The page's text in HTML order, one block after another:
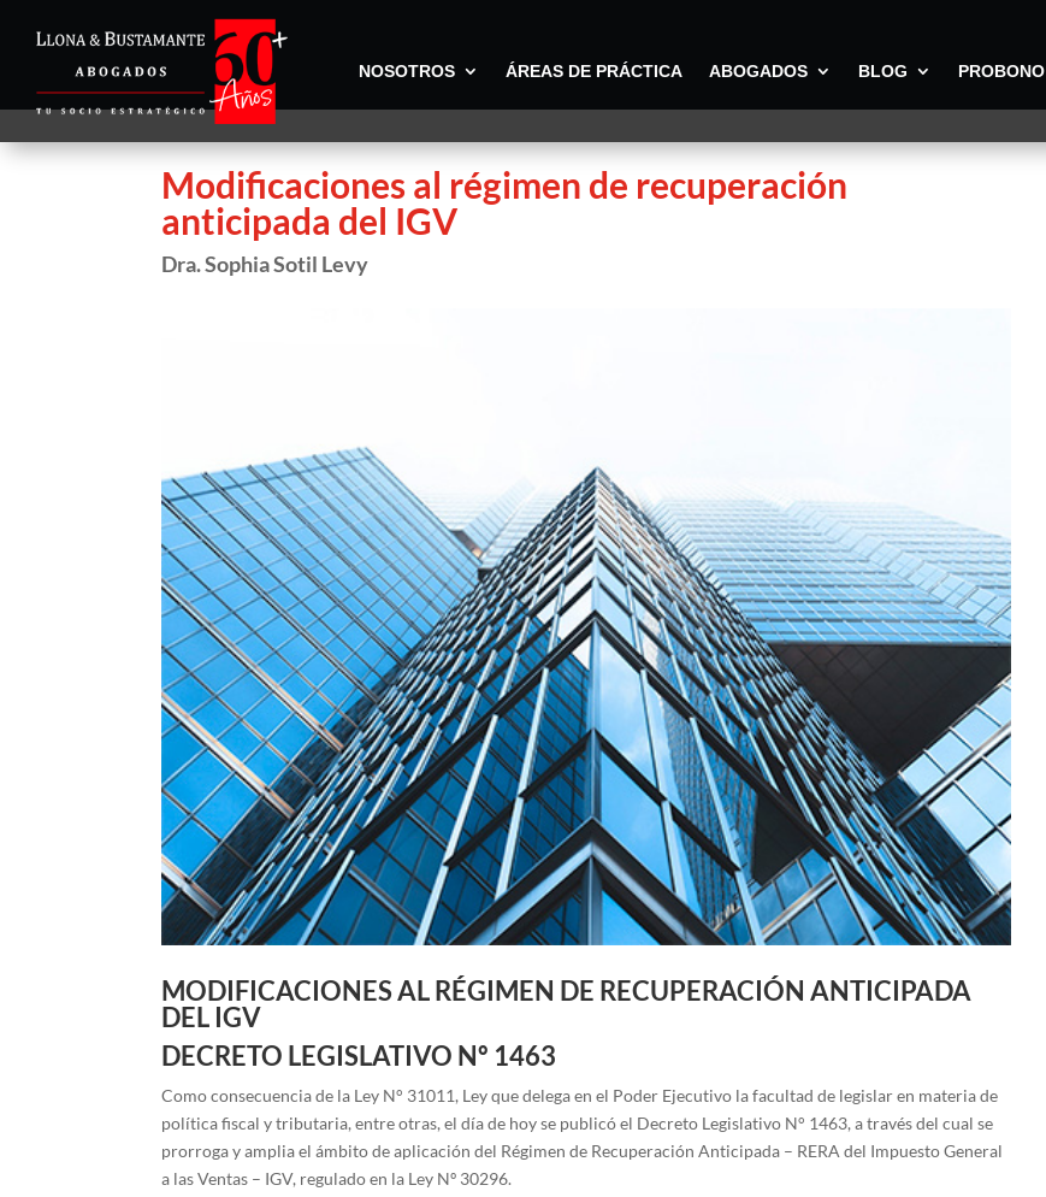
NOSOTROS ÁREAS DE PRÁCTICA ABOGADOS BLOG PROBONO
Modificaciones al régimen de recuperación
anticipada del IGV
Dra. Sophia Sotil Levy
MODIFICACIONES AL RÉGIMEN DE RECUPERACIÓN ANTICIPADA
DEL IGV
DECRETO LEGISLATIVO Nº 1463
Como consecuencia de la Ley N° 31011, Ley que delega en el Poder Ejecutivo la facultad de legislar en materia de
política fiscal y tributaria, entre otras, el día de hoy se publicó el Decreto Legislativo N° 1463, a través del cual se
prorroga y amplia el ámbito de aplicación del Régimen de Recuperación Anticipada – RERA del Impuesto General
a las Ventas – IGV, regulado en la Ley Nº 30296.